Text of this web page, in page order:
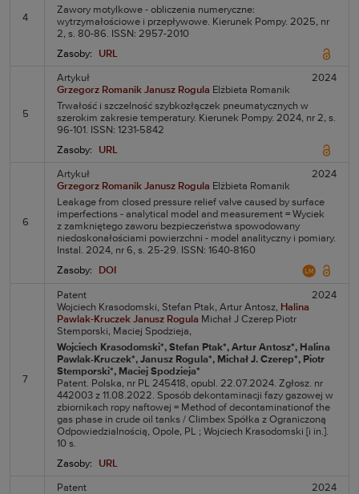
4
Zawory motylkowe - obliczenia numeryczne:
wytrzymałościowe i przepływowe. Kierunek Pompy. 2025, nr
2, s. 80-86. ISSN: 2957-2010
Zasoby:
URL
5
Artykuł
2024
Grzegorz Romanik Janusz Rogula Elżbieta Romanik
Trwałość i szczelność szybkozłączek pneumatycznych w
szerokim zakresie temperatury. Kierunek Pompy. 2024, nr 2, s.
96-101. ISSN: 1231-5842
Zasoby:
URL
6
Artykuł
2024
Grzegorz Romanik Janusz Rogula Elżbieta Romanik
Leakage from closed pressure relief valve caused by surface
imperfections - analytical model and measurement = Wyciek
z zamkniętego zaworu bezpieczeństwa spowodowany
niedoskonałościami powierzchni - model analityczny i pomiary.
Instal. 2024, nr 6, s. 25-29. ISSN: 1640-8160
Zasoby:
DOI
7
Patent
2024
Wojciech Krasodomski, Stefan Ptak, Artur Antosz, Halina
Pawlak-Kruczek Janusz Rogula Michał J Czerep Piotr
Stemporski, Maciej Spodzieja,
Wojciech Krasodomski*, Stefan Ptak*, Artur Antosz*, Halina
Pawlak-Kruczek*, Janusz Rogula*, Michał J. Czerep*, Piotr
Stemporski*, Maciej Spodzieja*
Patent. Polska, nr PL 245418, opubl. 22.07.2024. Zgłosz. nr
442003 z 11.08.2022. Sposób dekontaminacji fazy gazowej w
zbiornikach ropy naftowej = Method of decontaminationof the
gas phase in crude oil tanks / Climbex Spółka z Ograniczoną
Odpowiedzialnością, Opole, PL ; Wojciech Krasodomski [i in.].
10 s.
Zasoby:
URL
Patent
2024